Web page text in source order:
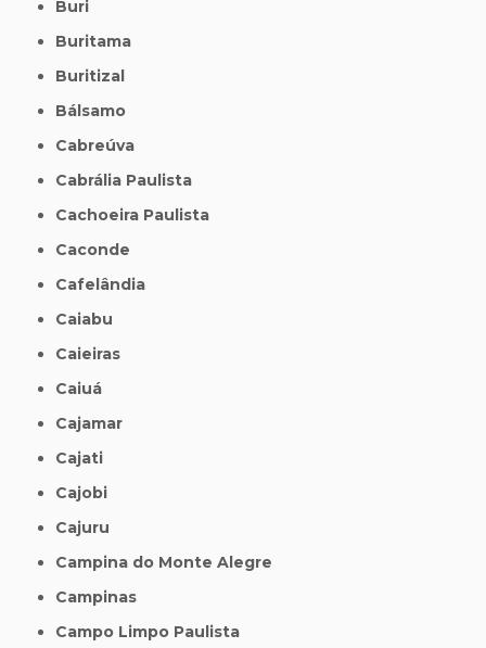
Buri
Buritama
Buritizal
Bálsamo
Cabreúva
Cabrália Paulista
Cachoeira Paulista
Caconde
Cafelândia
Caiabu
Caieiras
Caiuá
Cajamar
Cajati
Cajobi
Cajuru
Campina do Monte Alegre
Campinas
Campo Limpo Paulista